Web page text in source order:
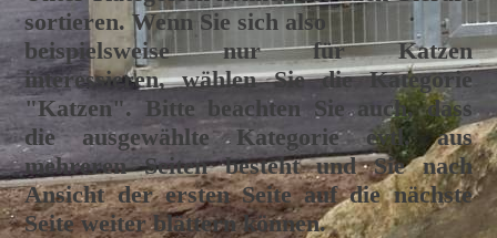
sortieren. Wenn Sie sich also
beispielsweise nur für Katzen
interessieren, wählen Sie die Kategorie
"Katzen". Bitte beachten Sie auch, dass
die ausgewählte Kategorie evtl. aus
mehreren Seiten besteht und Sie nach
Ansicht der ersten Seite auf die nächste
Seite weiter blättern können.